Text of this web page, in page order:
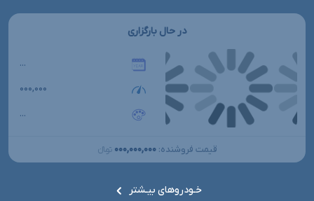
در حال بارگزاری
...
۰۰۰,۰۰۰
...
قیمت فروشنده: ۰۰۰,۰۰۰,۰۰۰ تومانءءء
خـودروهای بیـشتر